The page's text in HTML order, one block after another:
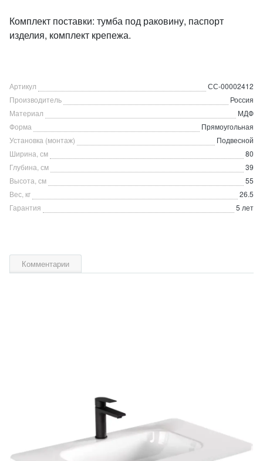
Комплект поставки: тумба под раковину, паспорт
изделия, комплект крепежа.
Артикул
СС-00002412
Производитель
Россия
Материал
МДФ
Форма
Прямоугольная
Установка (монтаж)
Подвесной
Ширина, см
80
Глубина, см
39
Высота, см
55
Вес, кг
26.5
Гарантия
5 лет
Комментарии